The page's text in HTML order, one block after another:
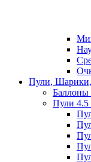
Пули,
Баллоны
Пули